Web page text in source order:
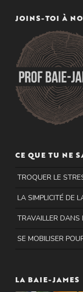
JOINS-TOI À
CE QUE TU NE
TROQUER LE
LA SIMPLICITÉ DE
TRAVAILLER
SE MOBILISER
LA BAIE-JAMES